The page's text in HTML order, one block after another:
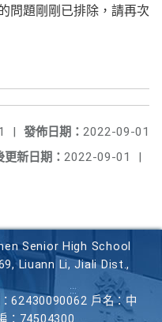
問題剛剛已排除，請再次
發佈日期： 2022-09-01
|
更新日期： 2022-09-01 |
Senior High School
Liuann Li, Jiali Dist.,
62430090062 戶名：中
：74504300